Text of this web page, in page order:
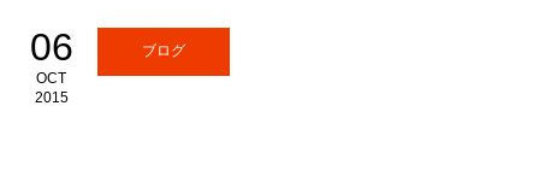
06
OCT
2015
ブログ